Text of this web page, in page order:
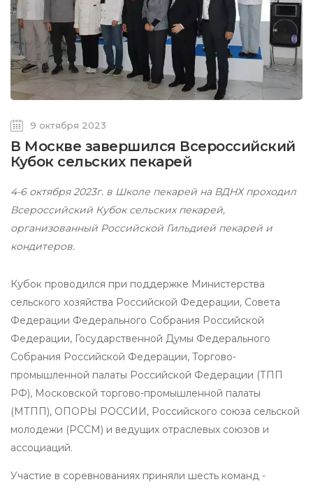
9 октября 2023
В Москве завершился Всероссийский
Кубок сельских пекарей
4-6 октября 2023г. в Школе пекарей на ВДНХ проходил
Всероссийский Кубок сельских пекарей,
организованный Российской Гильдией пекарей и
кондитеров.
Кубок проводился при поддержке Министерства
сельского хозяйства Российской Федерации, Совета
Федерации Федерального Собрания Российской
Федерации, Государственной Думы Федерального
Собрания Российской Федерации, Торгово-
промышленной палаты Российской Федерации (ТПП
РФ), Московской торгово-промышленной палаты
(МТПП), ОПОРЫ РОССИИ, Российского союза сельской
молодежи (РССМ) и ведущих отраслевых союзов и
ассоциаций.
Участие в соревнованиях приняли шесть команд -